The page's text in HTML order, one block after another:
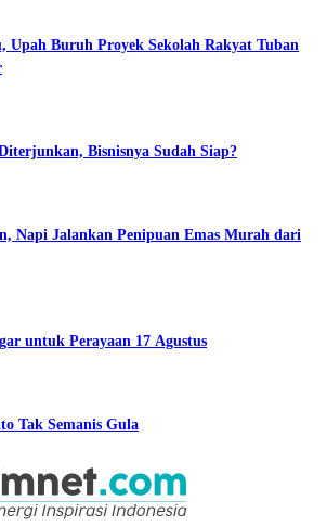
Upah Buruh Proyek Sekolah Rakyat Tuban
Bisnisnya Sudah Siap?
Napi Jalankan Penipuan Emas Murah dari
untuk Perayaan 17 Agustus
Tak Semanis Gula